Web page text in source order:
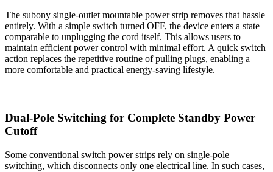
The subony single-outlet mountable power strip removes that hassle
entirely. With a simple switch turned OFF, the device enters a state
comparable to unplugging the cord itself. This allows users to
maintain efficient power control with minimal effort. A quick switch
action replaces the repetitive routine of pulling plugs, enabling a
more comfortable and practical energy-saving lifestyle.
Dual-Pole Switching for Complete Standby Power
Cutoff
Some conventional switch power strips rely on single-pole
switching, which disconnects only one electrical line. In such cases,